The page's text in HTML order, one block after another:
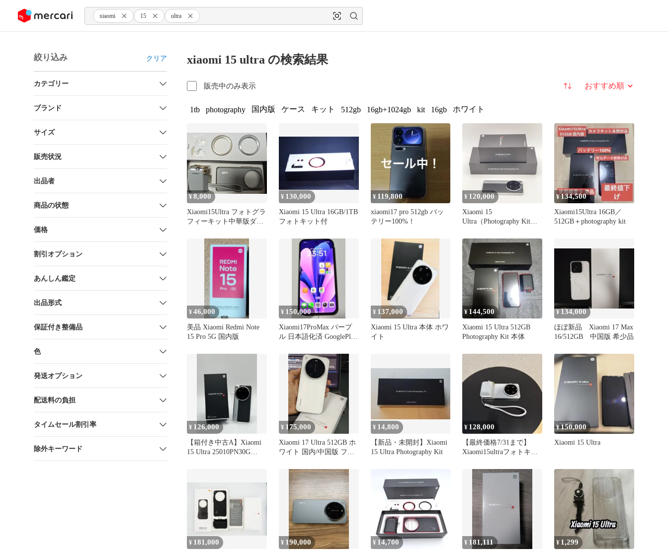
ツにスキップ xiaomi 15 ultra
絞り込み クリア
カテゴリー
ブランド
サイズ
販売状況
出品者
商品の状態
価格
割引オプション
あんしん鑑定
出品形式
保証付き整備品
色
発送オプション
配送料の負担
タイムセール割引率
除外キーワード
xiaomi 15 ultra の検索結果
販売中のみ表示 並び替え
1tb photography 国内版 ケース キット 512gb 16gb+1024gb kit 16gb ホワイト
¥8,000
Xiaomi15Ultra フォトグラ
フィーキット中華版ダイ
¥ 130,000
Xiaomi 15 Ultra 16GB/1TB
フォトキット付
¥ 119,800
xiaomi17 pro 512gb バッ
テリー100%！
¥ 120,000
Xiaomi 15
Ultra（Photography Kit付
ローム 国内版
¥134,500
Xiaomi15Ultra 16GB／
512GB＋photography kit
¥46,000
美品 Xiaomi Redmi Note
15 Pro 5G 国内版
¥ 150,000
Xiaomi17ProMax パープ
ル 日本語化済 GooglePlay
¥ 137,000
Xiaomi 15 Ultra 本体 ホワ
イト
¥ 144,500
Xiaomi 15 Ultra 512GB
Photography Kit 本体
¥ 134,000
ほぼ新品 Xiaomi 17 Max
16/512GB 中国版 希少品
¥ 126,000
【箱付き中古A】Xiaomi
15 Ultra 25010PN30G
¥ 175,000
Xiaomi 17 Ultra 512GB ホ
ワイト 国内/中国版 フル
¥ 14,800
【新品・未開封】Xiaomi
15 Ultra Photography Kit
¥ 128,000
【最終価格7/31まで】
Xiaomi15ultraフォトキッ
¥150,000
Xiaomi 15 Ultra
¥ 181,000 ¥ 190,000 ¥ 14,700 ¥ 181,111 ¥ 1,299